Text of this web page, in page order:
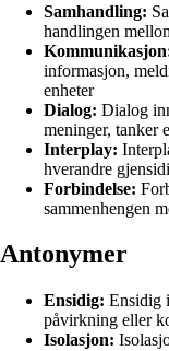
Samhandling:
handlingen
informasjon,
enheter
Dialog: Dialog
meninger, tanker
Interplay:
hverandre
Forbindelse:
sammenhengen
Antonymer
Ensidig: Ensidig
påvirkning eller
Isolasjon: